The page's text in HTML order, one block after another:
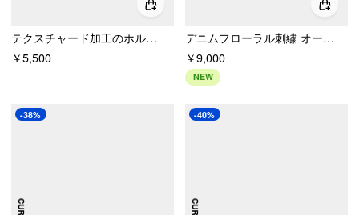
テクスチャード加工のホルターネック、レースインサート、リボン付きミッドライズロンパース
￥5,500
デニムフローラル刺繍 オーバーサイズシャツ
￥9,000
NEW
-38% -40%